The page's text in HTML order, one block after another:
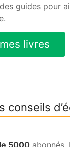
guides pour
conseils